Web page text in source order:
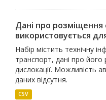
Дані про розміщення
використовується
Набір містить технічну
транспорт, дані про його
дислокації. Можливість
даних відсутня.
CSV